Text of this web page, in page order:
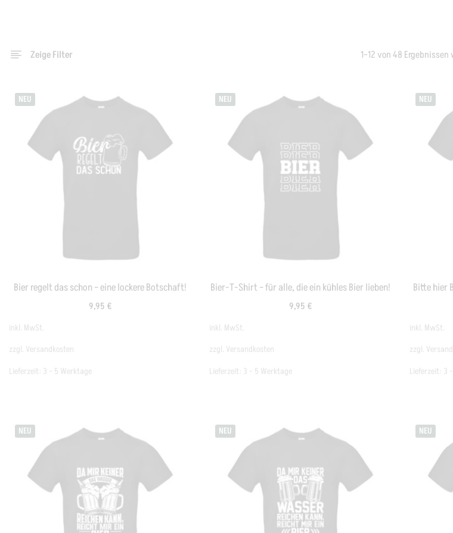
Zeige Filter 1–12 von 48
NEU
Bier regelt das schon – eine lockere Botschaft!
9,95 €
inkl. MwSt.
zzgl. Versandkosten
Lieferzeit: 3 - 5 Werktage
NEU
Bier-T-Shirt – für alle, die ein kühles Bier lieben!
9,95 €
inkl. MwSt.
zzgl. Versandkosten
Lieferzeit: 3 - 5 Werktage
NEU
Bitte hier
inkl. MwSt.
zzgl.
Lieferzeit: 3
NEU NEU NEU